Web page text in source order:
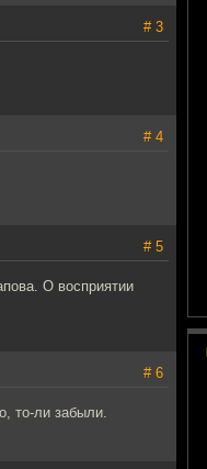
# 3
# 4
# 5
О восприятии
# 6
то-ли забыли.